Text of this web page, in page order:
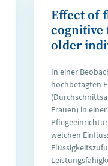
Effect of
older
In einer
hochbetagten
Frauen) in
welchen